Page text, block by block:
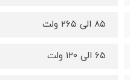
۸۵ الی ۲۶۵ ولت
۶۵ الی ۱۲۰ ولت